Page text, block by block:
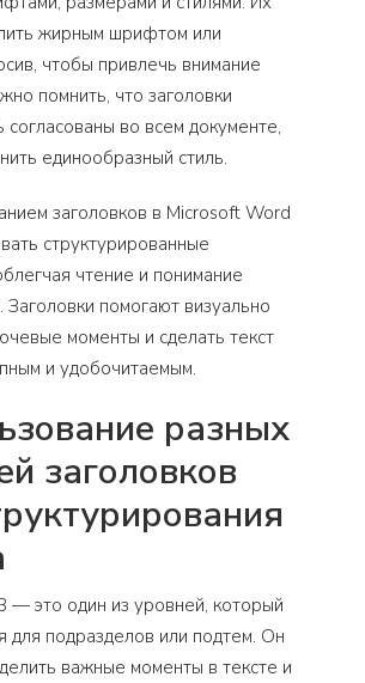
жирным шрифтом или
чтобы привлечь внимание
помнить, что заголовки
во всем документе,
единообразный стиль.
заголовков в Microsoft Word
структурированные
чтение и понимание
помогают визуально
моменты и сделать текст
и удобочитаемым.
разных
заголовков
— это один из уровней, который
для подразделов или подтем. Он
важные моменты в тексте и